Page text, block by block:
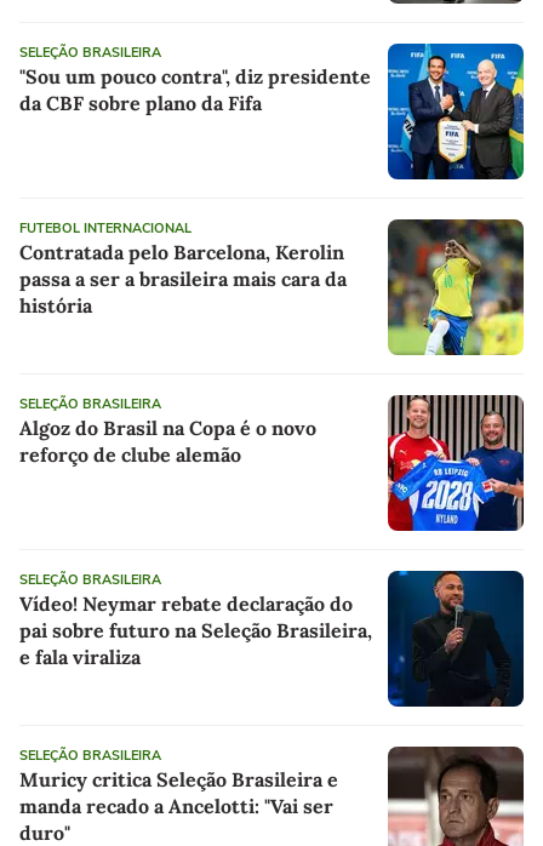
SELEÇÃO BRASILEIRA
"Sou um pouco contra", diz presidente
da CBF sobre plano da Fifa
FUTEBOL INTERNACIONAL
Contratada pelo Barcelona, Kerolin
passa a ser a brasileira mais cara da
história
SELEÇÃO BRASILEIRA
Algoz do Brasil na Copa é o novo
reforço de clube alemão
SELEÇÃO BRASILEIRA
Vídeo! Neymar rebate declaração do
pai sobre futuro na Seleção Brasileira,
e fala viraliza
SELEÇÃO BRASILEIRA
Muricy critica Seleção Brasileira e
manda recado a Ancelotti: "Vai ser
duro"